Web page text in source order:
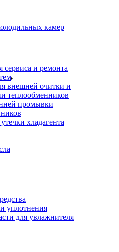
камер
сервиса и ремонта
внешней очитки и
теплообменников
промывки
хладагента
уплотнения
для увлажнителя